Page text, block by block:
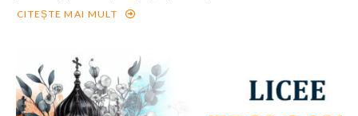
CITEȘTE MAI MULT